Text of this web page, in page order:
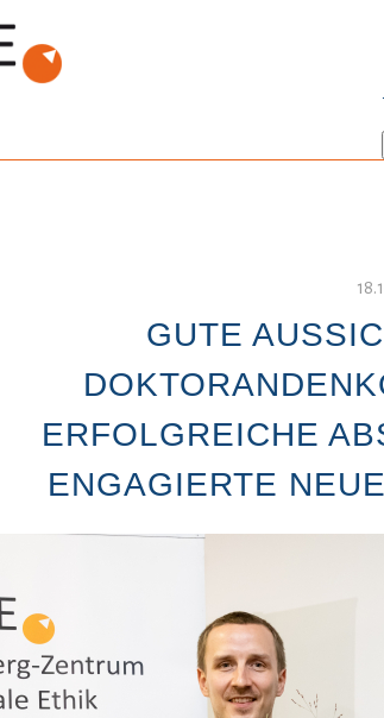
GUTE
ERFOLGREICHE
ENGAGIERTE